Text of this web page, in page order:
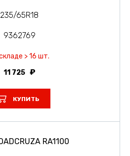
235/65R18
9362769
> 16 шт.
11 725
КУПИТЬ
RA1100